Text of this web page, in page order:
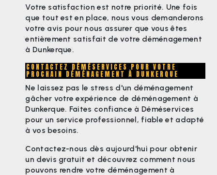
Votre satisfaction est notre priorité. Une fois
que tout est en place, nous vous demanderons
votre avis pour nous assurer que vous êtes
entièrement satisfait de votre déménagement
à Dunkerque.
CONTACTEZ DÉMÉSERVICES POUR VOTRE
PROCHAIN DÉMÉNAGEMENT À DUNKERQUE
Ne laissez pas le stress d'un déménagement
gâcher votre expérience de déménagement à
Dunkerque. Faites confiance à Déméservices
pour un service professionnel, fiable et adapté
à vos besoins.
Contactez-nous dès aujourd'hui pour obtenir
un devis gratuit et découvrez comment nous
pouvons rendre votre déménagement à